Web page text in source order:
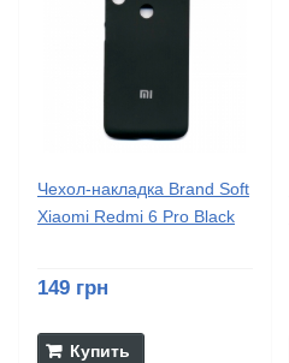
Чехол-накладка Brand Soft
Xiaomi Redmi 6 Pro Black
149 грн
Купить